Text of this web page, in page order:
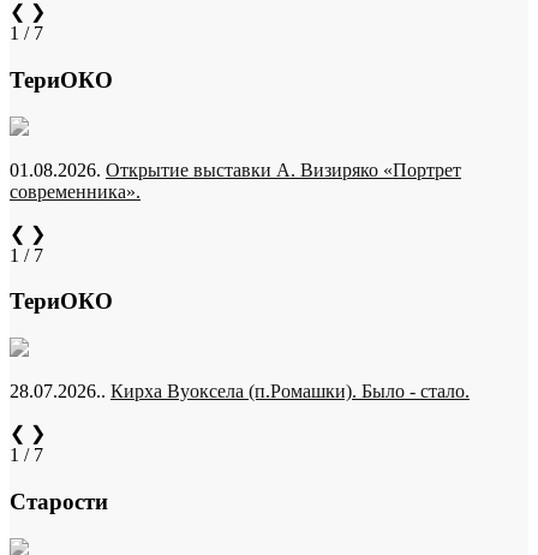
❮ ❯
1 / 7
ТериОКО
01.08.2026. Открытие выставки А. Визиряко «Портрет
современника».
❮ ❯
1 / 7
ТериОКО
28.07.2026.. Кирха Вуоксела (п.Ромашки). Было - стало.
❮ ❯
1 / 7
Старости